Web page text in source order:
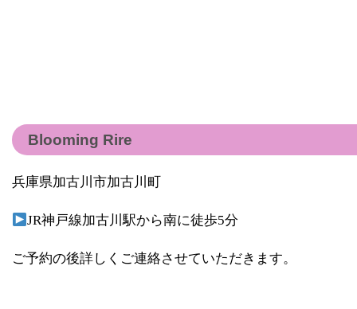
Blooming Rire
兵庫県加古川市加古川町
JR神戸線加古川駅から南に徒歩5分
ご予約の後詳しくご連絡させていただきます。